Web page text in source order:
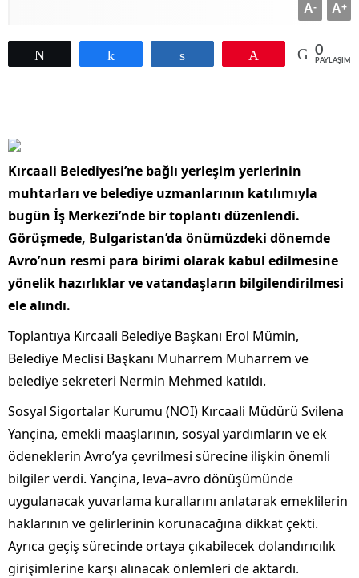
A+
A-
0
Kırcaali Belediyesi’ne bağlı yerleşim yerlerinin
muhtarları ve belediye uzmanlarının katılımıyla
bugün İş Merkezi’nde bir toplantı düzenlendi.
Görüşmede, Bulgaristan’da önümüzdeki dönemde
Avro’nun resmi para birimi olarak kabul edilmesine
yönelik hazırlıklar ve vatandaşların bilgilendirilmesi
ele alındı.
Toplantıya Kırcaali Belediye Başkanı Erol Mümin,
Belediye Meclisi Başkanı Muharrem Muharrem ve
belediye sekreteri Nermin Mehmed katıldı.
Sosyal Sigortalar Kurumu (NOI) Kırcaali Müdürü Svilena
Yançina, emekli maaşlarının, sosyal yardımların ve ek
ödeneklerin Avro’ya çevrilmesi sürecine ilişkin önemli
bilgiler verdi. Yançina, leva–avro dönüşümünde
uygulanacak yuvarlama kurallarını anlatarak emeklilerin
haklarının ve gelirlerinin korunacağına dikkat çekti.
Ayrıca geçiş sürecinde ortaya çıkabilecek dolandırıcılık
girişimlerine karşı alınacak önlemleri de aktardı.